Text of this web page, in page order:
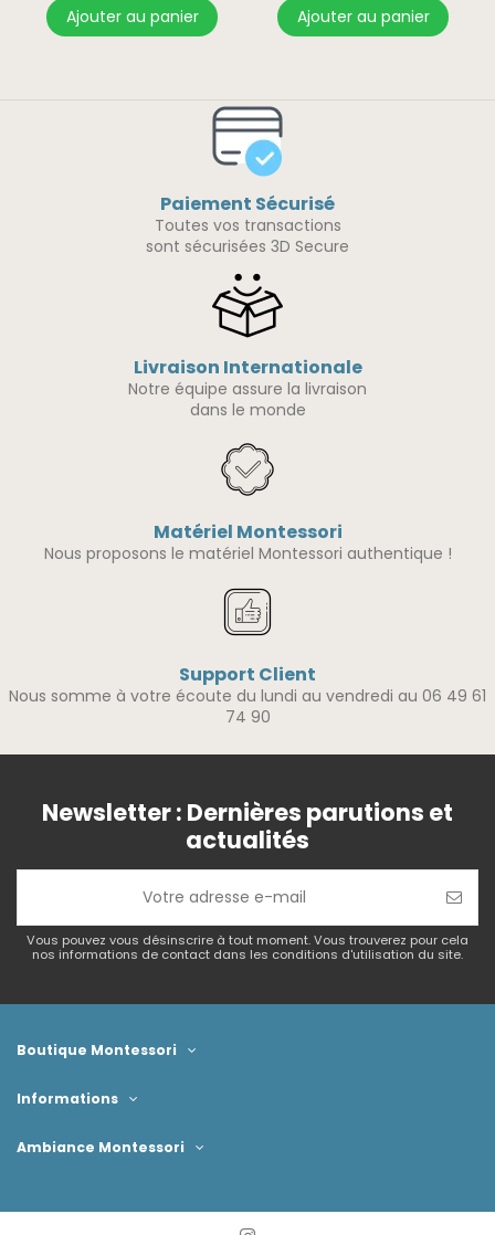
Ajouter au panier Ajouter au panier
Paiement Sécurisé
Toutes vos transactions
sont sécurisées 3D Secure
Livraison Internationale
Notre équipe assure la livraison
dans le monde
Matériel Montessori
Nous proposons le matériel Montessori authentique !
Support Client
Nous somme à votre écoute du lundi au vendredi au 06 49 61
74 90
Newsletter : Dernières parutions et
actualités
Vous pouvez vous désinscrire à tout moment. Vous trouverez pour cela
nos informations de contact dans les conditions d'utilisation du site.
Boutique Montessori
Informations
Ambiance Montessori